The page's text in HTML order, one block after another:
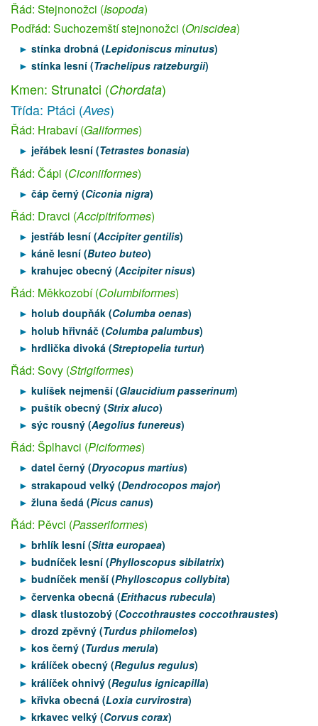
Řád: Stejnonožci (Isopoda)
Podřád: Suchozemští stejnonožci (Oniscidea)
stínka drobná (Lepidoniscus minutus)
stínka lesní (Trachelipus ratzeburgii)
Kmen: Strunatci (Chordata)
Třída: Ptáci (Aves)
Řád: Hrabaví (Galiformes)
jeřábek lesní (Tetrastes bonasia)
Řád: Čápi (Ciconiiformes)
čáp černý (Ciconia nigra)
Řád: Dravci (Accipitriformes)
jestřáb lesní (Accipiter gentilis)
káně lesní (Buteo buteo)
krahujec obecný (Accipiter nisus)
Řád: Měkkozobí (Columbiformes)
holub doupňák (Columba oenas)
holub hřivnáč (Columba palumbus)
hrdlička divoká (Streptopelia turtur)
Řád: Sovy (Strigiformes)
kulíšek nejmenší (Glaucidium passerinum)
puštík obecný (Strix aluco)
sýc rousný (Aegolius funereus)
Řád: Šplhavci (Piciformes)
datel černý (Dryocopus martius)
strakapoud velký (Dendrocopos major)
žluna šedá (Picus canus)
Řád: Pěvci (Passeriformes)
brhlík lesní (Sitta europaea)
budníček lesní (Phylloscopus sibilatrix)
budníček menší (Phylloscopus collybita)
červenka obecná (Erithacus rubecula)
dlask tlustozobý (Coccothraustes coccothraustes)
drozd zpěvný (Turdus philomelos)
kos černý (Turdus merula)
králíček obecný (Regulus regulus)
králíček ohnivý (Regulus ignicapilla)
křivka obecná (Loxia curvirostra)
krkavec velký (Corvus corax)